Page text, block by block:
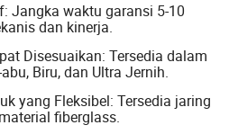
Jangka waktu garansi 5-10
dan kinerja.
Disesuaikan: Tersedia dalam
Biru, dan Ultra Jernih.
yang Fleksibel: Tersedia jaring
fiberglass.